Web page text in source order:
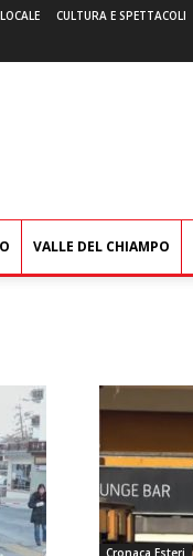
CULTURA E SPETTACOLI
VALLE DEL CHIAMPO
Cronaca Esteri